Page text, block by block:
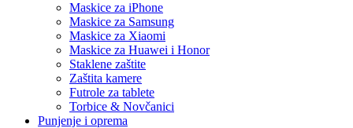
Maskice za iPhone
Maskice za Samsung
Maskice za Xiaomi
Maskice za Huawei i Honor
Staklene zaštite
Zaštita kamere
Futrole za tablete
Torbice & Novčanici
Punjenje i oprema